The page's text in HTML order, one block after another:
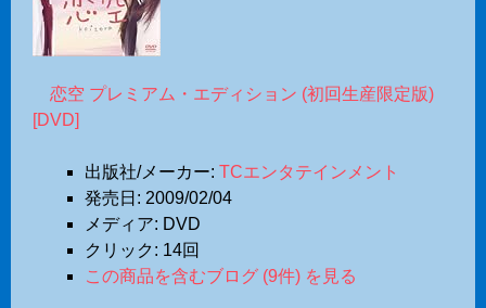
恋空 プレミアム・エディション (初回生産限定版)
[DVD]
出版社/メーカー: TCエンタテインメント
発売日: 2009/02/04
メディア: DVD
クリック: 14回
この商品を含むブログ (9件) を見る